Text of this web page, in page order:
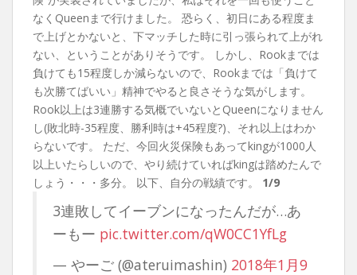
なくQueenまで行けました。 恐らく、初日にある程度ま
で上げとかないと、下マッチした時に引っ張られて上がれ
ない、ということがありそうです。 しかし、Rookまでは
負けても15程度しか減らないので、Rookまでは「負けて
も次勝てばいい」精神でやると良さそうな気がします。
Rook以上は3連勝する気概でいないとQueenになりません
し(敗北時-35程度、勝利時は+45程度?)、それ以上はわか
らないです。 ただ、今回火災保険もあってkingが1000人
以上いたらしいので、やり続けていればkingは踏めたんで
しょう・・・多分。 以下、自分の戦績です。 1/9
3連敗してイーブンになったんだが…あ
ーもー pic.twitter.com/qW0CC1YfLg
— やーご (@ateruimashin) 2018年1月9